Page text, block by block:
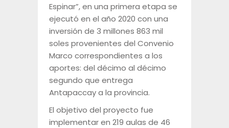
Espinar”, en una primera etapa se
ejecutó en el año 2020 con una
inversión de 3 millones 863 mil
soles provenientes del Convenio
Marco correspondientes a los
aportes: del décimo al décimo
segundo que entrega
Antapaccay a la provincia.
El objetivo del proyecto fue
implementar en 219 aulas de 46